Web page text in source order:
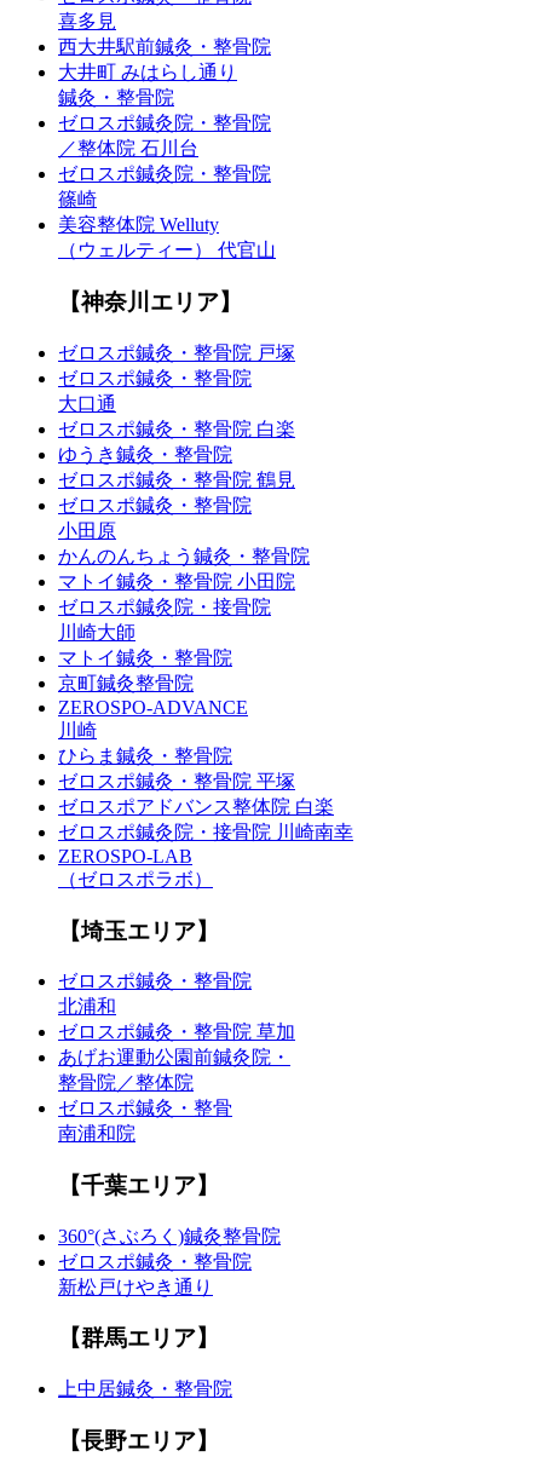
喜多見
西大井駅前鍼灸・整骨院
大井町 みはらし通り
鍼灸・整骨院
ゼロスポ鍼灸院・整骨院
／整体院 石川台
ゼロスポ鍼灸院・整骨院
篠崎
美容整体院 Welluty
（ウェルティー） 代官山
【神奈川エリア】
ゼロスポ鍼灸・整骨院 戸塚
ゼロスポ鍼灸・整骨院
大口通
ゼロスポ鍼灸・整骨院 白楽
ゆうき鍼灸・整骨院
ゼロスポ鍼灸・整骨院 鶴見
ゼロスポ鍼灸・整骨院
小田原
かんのんちょう鍼灸・整骨院
マトイ鍼灸・整骨院 小田院
ゼロスポ鍼灸院・接骨院
川崎大師
マトイ鍼灸・整骨院
京町鍼灸整骨院
ZEROSPO-ADVANCE
川崎
ひらま鍼灸・整骨院
ゼロスポ鍼灸・整骨院 平塚
ゼロスポアドバンス整体院 白楽
ゼロスポ鍼灸院・接骨院 川崎南幸
ZEROSPO-LAB
（ゼロスポラボ）
【埼玉エリア】
ゼロスポ鍼灸・整骨院
北浦和
ゼロスポ鍼灸・整骨院 草加
あげお運動公園前鍼灸院・
整骨院／整体院
ゼロスポ鍼灸・整骨
南浦和院
【千葉エリア】
360°(さぶろく)鍼灸整骨院
ゼロスポ鍼灸・整骨院
新松戸けやき通り
【群馬エリア】
上中居鍼灸・整骨院
【長野エリア】